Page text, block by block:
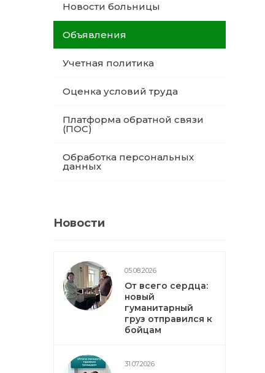
Новости больницы
Объявления
Учетная политика
Оценка условий труда
Платформа обратной связи
(ПОС)
Обработка персональных
данных
Новости
05.08.2026
От всего сердца:
новый
гуманитарный
груз отправился к
бойцам
31.07.2026